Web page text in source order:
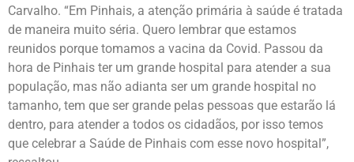
Carvalho. “Em Pinhais, a atenção primária à saúde é tratada
de maneira muito séria. Quero lembrar que estamos
reunidos porque tomamos a vacina da Covid. Passou da
hora de Pinhais ter um grande hospital para atender a sua
população, mas não adianta ser um grande hospital no
tamanho, tem que ser grande pelas pessoas que estarão lá
dentro, para atender a todos os cidadãos, por isso temos
que celebrar a Saúde de Pinhais com esse novo hospital”,